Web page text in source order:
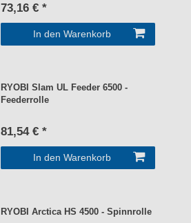
73,16 € *
In den Warenkorb
RYOBI Slam UL Feeder 6500 -
Feederrolle
81,54 € *
In den Warenkorb
RYOBI Arctica HS 4500 - Spinnrolle